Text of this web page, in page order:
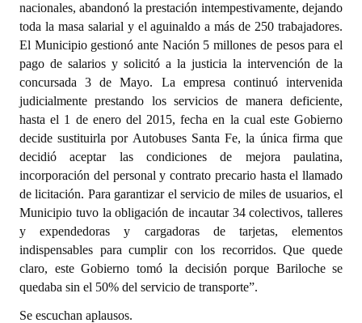
nacionales, abandonó la prestación intempestivamente, dejando
toda la masa salarial y el aguinaldo a más de 250 trabajadores.
El Municipio gestionó ante Nación 5 millones de pesos para el
pago de salarios y solicitó a la justicia la intervención de la
concursada 3 de Mayo. La empresa continuó intervenida
judicialmente prestando los servicios de manera deficiente,
hasta el 1 de enero del 2015, fecha en la cual este Gobierno
decide sustituirla por Autobuses Santa Fe, la única firma que
decidió aceptar las condiciones de mejora paulatina,
incorporación del personal y contrato precario hasta el llamado
de licitación. Para garantizar el servicio de miles de usuarios, el
Municipio tuvo la obligación de incautar 34 colectivos, talleres
y expendedoras y cargadoras de tarjetas, elementos
indispensables para cumplir con los recorridos. Que quede
claro, este Gobierno tomó la decisión porque Bariloche se
quedaba sin el 50% del servicio de transporte”.
Se escuchan aplausos.